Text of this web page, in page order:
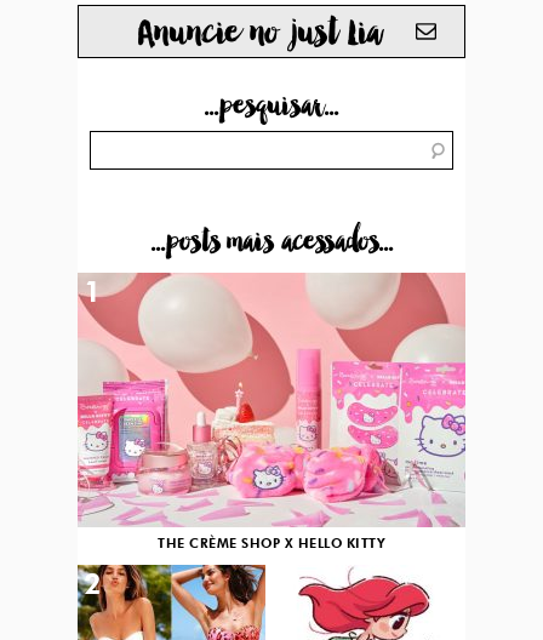
Anuncie no just Lia
...pesquisar...
...posts mais acessados...
THE CRÈME SHOP X HELLO KITTY
1
2 3